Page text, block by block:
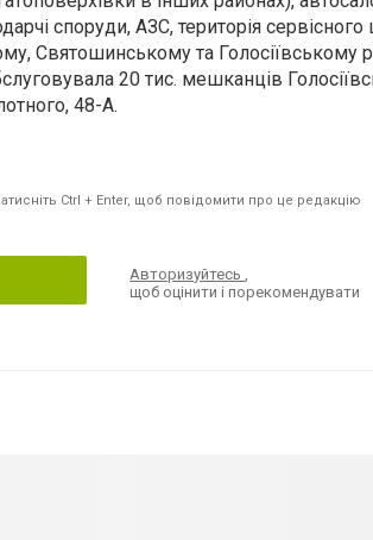
споруди, АЗС, територія
Святошинському та Голосіївському
20 тис. мешканців
48-А.
Ctrl + Enter, щоб повідомити про це редакцію
Авторизуйтесь,
щоб оцінити і порекомендувати